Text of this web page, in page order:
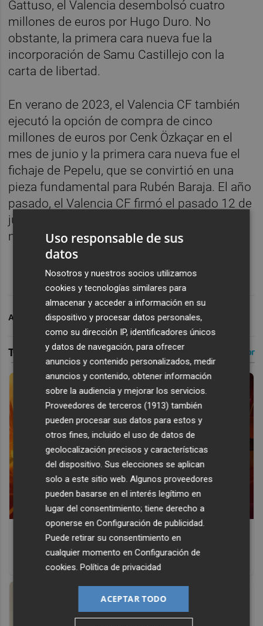
Gattuso, el Valencia desembolsó cuatro
millones de euros por Hugo Duro. No
obstante, la primera cara nueva fue la
incorporación de Samu Castillejo con la
carta de libertad.
En verano de 2023, el Valencia CF también
ejecutó la opción de compra de cinco
millones de euros por Cenk Özkaçar en el
mes de junio y la primera cara nueva fue el
fichaje de Pepelu, que se convirtió en una
pieza fundamental para Rubén Baraja. El año
pasado, el Valencia CF firmó el pasado 12 de
junio a Stole Dimitrievski también bajo la
misma fórmula que ha llegado Dani Raba.
ARCHIVADO EN VALENCIA CF DANI RABA
Corepunk MMORPG
Un verdadero MMORPG de la vieja escuela ¡Cómo los de
antes, pero mejor!
Uso responsable de sus
datos
Nosotros y nuestros socios utilizamos
cookies y tecnologías similares para
almacenar y acceder a información en su
dispositivo y procesar datos personales,
como su dirección IP, identificadores únicos
y datos de navegación, para ofrecer
anuncios y contenido personalizados, medir
anuncios y contenido, obtener información
sobre la audiencia y mejorar los servicios.
Proveedores de terceros (1913) también
pueden procesar sus datos para estos y
otros fines, incluido el uso de datos de
geolocalización precisos y características
del dispositivo. Sus elecciones se aplican
solo a este sitio web. Algunos proveedores
pueden basarse en el interés legítimo en
lugar del consentimiento; tiene derecho a
oponerse enConfiguración de publicidad.
Puede retirar su consentimiento en
cualquier momento enConfiguración de
cookies.Política de privacidad
ACEPTAR TODO